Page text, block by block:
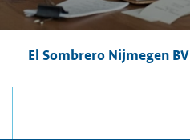
El Sombrero Nijmegen BV